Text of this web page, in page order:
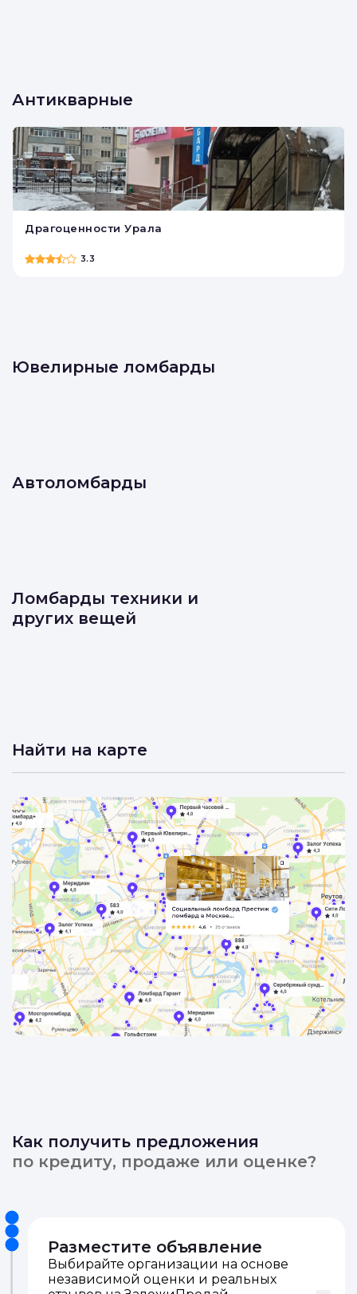
Антикварные
Драгоценности Урала
3.3
Ювелирные ломбарды
Автоломбарды
Ломбарды техники и
других вещей
Найти на карте
Как получить предложения
по кредиту, продаже или оценке?
Разместите объявление
Выбирайте организации на основе
независимой оценки и реальных